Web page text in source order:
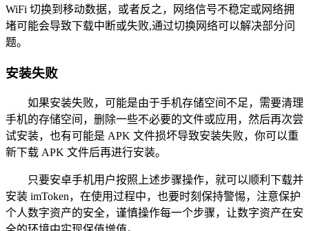
WiFi 切换到移动数据，或者反之，网络信号不稳定或网络拥
堵可能会导致下载中断或失败,通过切换网络可以解决部分问
题。
安装失败
如果安装失败，可能是由于手机存储空间不足，需要清理
手机的存储空间，删除一些不必要的文件或应用，然后再次尝
试安装，也有可能是 APK 文件损坏导致安装失败，你可以重
新下载 APK 文件后再进行安装。
只要安卓手机用户按照上述步骤操作，就可以顺利下载并
安装 imToken，在使用过程中，也要时刻保持警惕，注意保护
个人数字资产的安全，谨慎操作每一个步骤，让数字资产在安